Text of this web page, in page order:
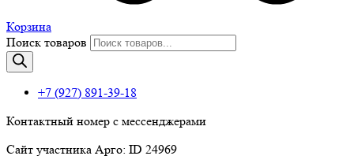
Корзина
Поиск товаров
+7 (927) 891-39-18
Контактный номер с мессенджерами
Сайт участника Арго: ID 24969